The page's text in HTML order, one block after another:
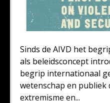
Sinds de AIVD het
als beleidsconcept
begrip internationaal
wetenschap en publiek
extremisme en...